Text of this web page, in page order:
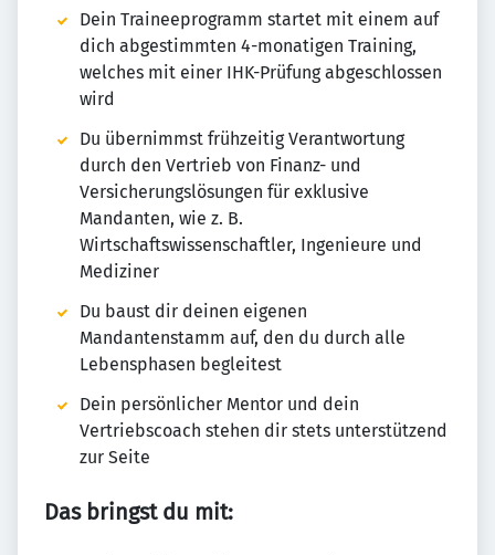
Dein Traineeprogramm startet mit einem auf
dich abgestimmten 4-monatigen Training,
welches mit einer IHK-Prüfung abgeschlossen
wird
Du übernimmst frühzeitig Verantwortung
durch den Vertrieb von Finanz- und
Versicherungslösungen für exklusive
Mandanten, wie z. B.
Wirtschaftswissenschaftler, Ingenieure und
Mediziner
Du baust dir deinen eigenen
Mandantenstamm auf, den du durch alle
Lebensphasen begleitest
Dein persönlicher Mentor und dein
Vertriebscoach stehen dir stets unterstützend
zur Seite
Das bringst du mit: